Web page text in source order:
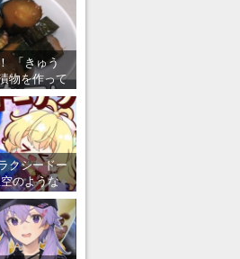
って開催
「きゅう
物を作って
クシードー
のような